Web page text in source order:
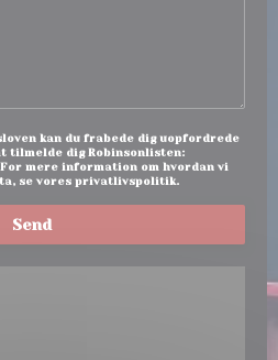
kan du frabede dig uopfordrede
tilmelde dig Robinsonlisten:
mere information om hvordan vi
se vores privatlivspolitik.